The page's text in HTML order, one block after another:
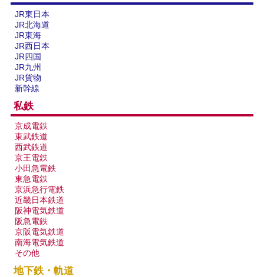
JR東日本
JR北海道
JR東海
JR西日本
JR四国
JR九州
JR貨物
新幹線
私鉄
京成電鉄
東武鉄道
西武鉄道
京王電鉄
小田急電鉄
東急電鉄
京浜急行電鉄
近畿日本鉄道
阪神電気鉄道
阪急電鉄
京阪電気鉄道
南海電気鉄道
その他
地下鉄・軌道